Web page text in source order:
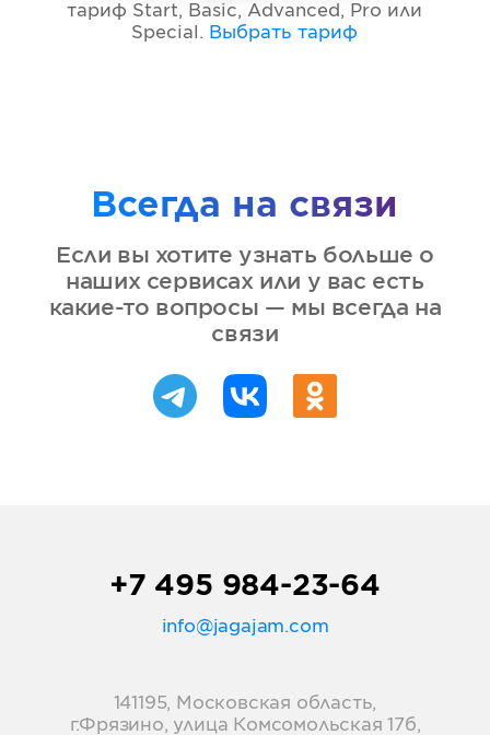
тариф Start, Basic, Advanced, Pro или
Special . Выбрать тариф
Всегда на связи
Если вы хотите узнать больше о
наших сервисах или у вас есть
какие-то вопросы — мы всегда на
связи
+7 495 984-23-64
info@jagajam.com
141195, Московская область,
г.Фрязино, улица Комсомольская 17б,